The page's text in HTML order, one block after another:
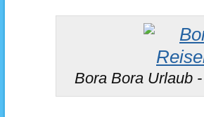
Bora Bora Urlaub